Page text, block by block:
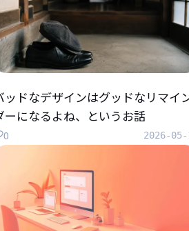
ッドなデザインはグッドなリマイ
ーになるよね、というお話
2026-05-
0